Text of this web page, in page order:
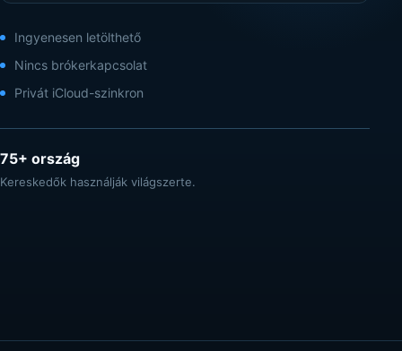
Ingyenesen letölthető
Nincs brókerkapcsolat
Privát iCloud-szinkron
75+ ország
Kereskedők használják világszerte.